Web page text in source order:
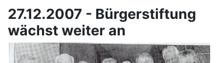
27.12.2007 - Bürgerstiftung
wächst weiter an